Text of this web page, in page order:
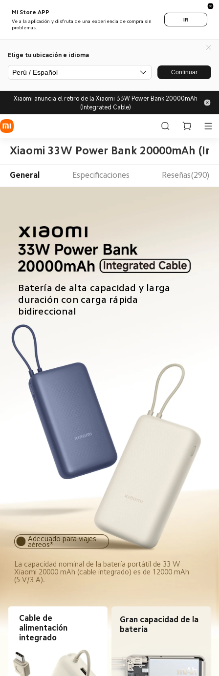
Mi Store APP
Ve a la aplicación y disfruta de una experiencia de compra sin
problemas.
IR
Elige tu ubicación e idioma
Perú / Español Continuar
Xiaomi anuncia el retiro de la Xiaomi 33W Power Bank 20000mAh
(Integrated Cable)
Xiaomi 33W Power Bank 20000mAh
General Especificaciones Reseñas(290)
Batería de alta capacidad y larga
duración con carga rápida
bidireccional
Adecuado para viajes
aéreos*
La capacidad nominal de la batería portátil de 33 W
Xiaomi 20000 mAh (cable integrado) es de 12000 mAh
(5 V/3 A).
Cable de
alimentación
integrado
Gran capacidad de la
batería